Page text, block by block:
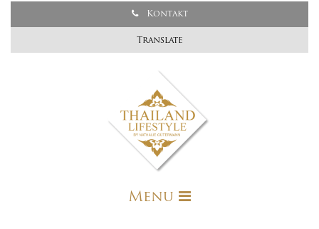
Kontakt
Translate
Menu